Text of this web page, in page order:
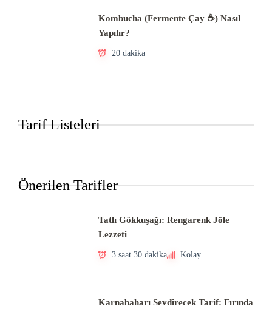
Kombucha (Fermente Çay ☕) Nasıl
Yapılır?
20 dakika
Tarif Listeleri
Önerilen Tarifler
Tatlı Gökkuşağı: Rengarenk Jöle
Lezzeti
3 saat 30 dakika Kolay
Karnabaharı Sevdirecek Tarif: Fırında